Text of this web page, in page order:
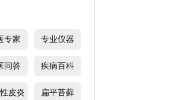
专家 专业仪器
问答 疾病百科
皮炎 扁平苔藓